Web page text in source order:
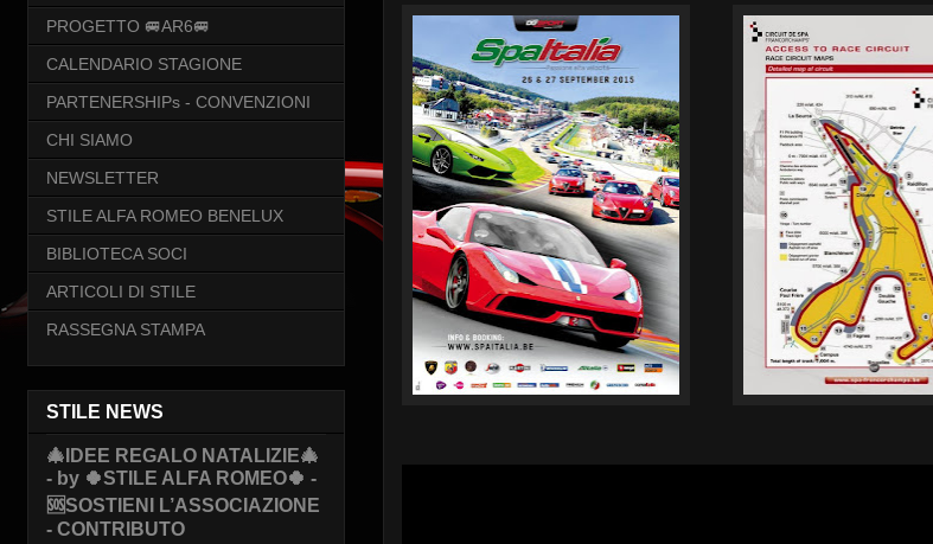
PROGETTO 🚐AR6🚐
CALENDARIO STAGIONE
PARTENERSHIPs - CONVENZIONI
CHI SIAMO
NEWSLETTER
STILE ALFA ROMEO BENELUX
BIBLIOTECA SOCI
ARTICOLI DI STILE
RASSEGNA STAMPA
STILE NEWS
🎄IDEE REGALO NATALIZIE🎄
- by 🍀STILE ALFA ROMEO🍀 -
🆘SOSTIENI L’ASSOCIAZIONE
- CONTRIBUTO